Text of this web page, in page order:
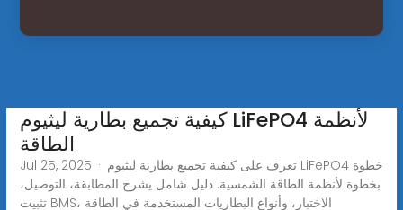
كيفية تجميع بطارية ليثيوم LiFePO4 لأنظمة
الطاقة
Jul 25, 2025 · تعرف على كيفية تجميع بطارية ليثيوم LiFePO4 خطوة
بخطوة لأنظمة الطاقة الشمسية. دليل شامل يشرح المطابقة، التوصيل،
تثبيت BMS، الاختبار، وأنواع البطاريات المستخدمة في الطاقة